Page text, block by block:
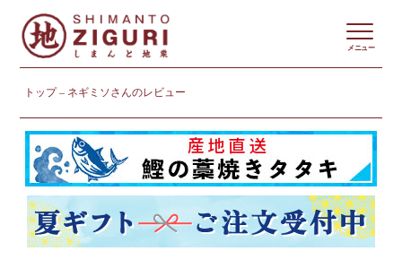
トップ ネギミソさんのレビュー
メニュー